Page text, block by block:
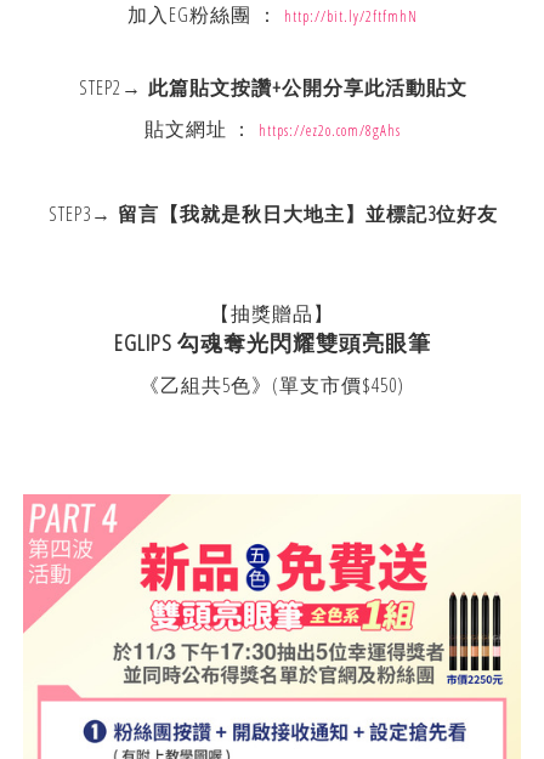
加入EG粉絲團 ：
http://bit.ly/2ftfmhN
STEP2→ 此篇貼文按讚+公開分享此活動貼文
貼文網址 ：
https://ez2o.com/8gAhs
STEP3→ 留言【我就是秋日大地主】並標記3位好友
【抽獎贈品】
EGLIPS 勾魂奪光閃耀雙頭亮眼筆
《乙組共5色》(單支市價$450)